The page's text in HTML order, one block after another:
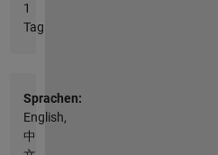
1
Tag
Sprachen:
English,
中